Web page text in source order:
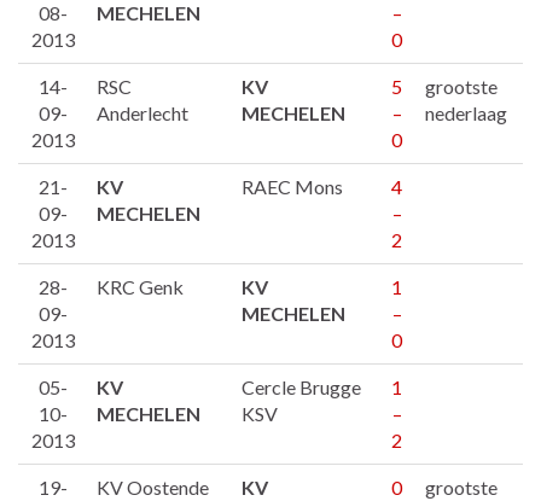
08-
2013
MECHELEN
–
0
14-
09-
2013
RSC
Anderlecht
KV
MECHELEN
5
–
0
grootste
nederlaag
21-
09-
2013
KV
MECHELEN
RAEC Mons
4
–
2
28-
09-
2013
KRC Genk
KV
MECHELEN
1
–
0
05-
10-
2013
KV
MECHELEN
Cercle Brugge
KSV
1
–
2
19-
KV Oostende
KV
0
grootste